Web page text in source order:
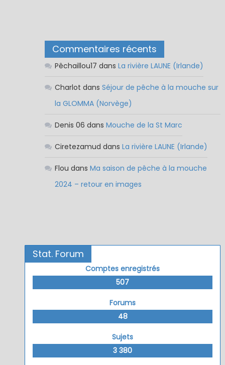
Commentaires récents
Pêchaillou17 dans La rivière LAUNE (Irlande)
Charlot dans Séjour de pêche à la mouche sur
la GLOMMA (Norvège)
Denis 06 dans Mouche de la St Marc
Ciretezamud dans La rivière LAUNE (Irlande)
Flou dans Ma saison de pêche à la mouche
2024 – retour en images
Stat. Forum
Comptes enregistrés
507
Forums
48
Sujets
3 380